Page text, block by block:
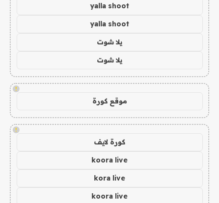
yalla shoot
yalla shoot
يلا شوت
يلا شوت
!
موقع كورة
!
كورة لايف
koora live
kora live
koora live